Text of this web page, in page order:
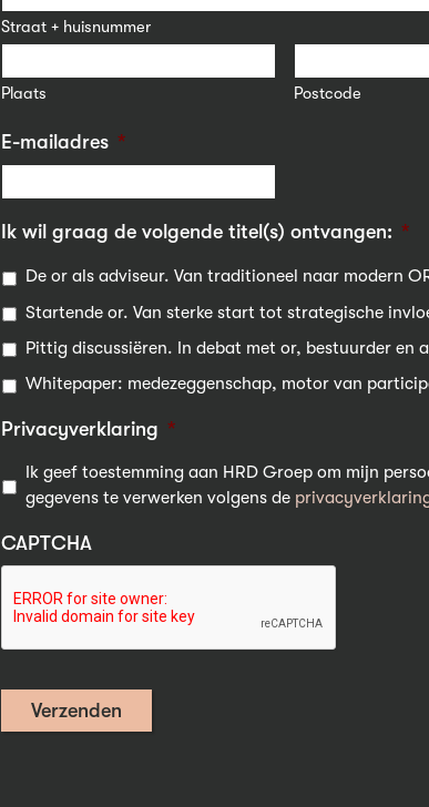
Straat + huisnummer
Plaats Postcode
E-mailadres *
Ik wil graag de volgende titel(s) ontvangen: *
De or als adviseur. Van traditioneel naar modern
Startende or. Van sterke start tot strategische
Pittig discussiëren. In debat met or, bestuurder en
Whitepaper: medezeggenschap, motor van
Privacyverklaring *
Ik geef toestemming aan HRD Groep om mijn
gegevens te verwerken volgens de
CAPTCHA